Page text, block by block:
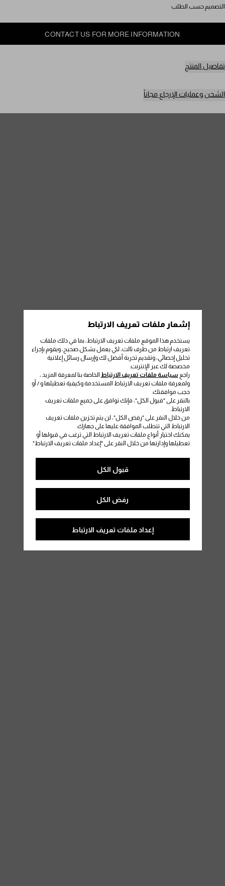
إشعار ملفات تعريف الارتباط
يستخدم هذا الموقع ملفات تعريف الارتباط، بما في ذلك ملفات
تعريف ارتباط من طرف ثالث، لكي يعمل بشكل صحيح، ويقوم بإجراء
تحليل إحصائي، وتقديم تجربة أفضل لك وإرسال رسائل إعلانية
مخصصة لك عبر الإنترنت.
راجع سياسة ملفات تعريف الارتباط الخاصة بنا لمعرفة المزيد ،
ولمعرفة ملفات تعريف الارتباط المستخدمة وكيفية تعطيلها و / أو
حجب موافقتك.
بالنقر على "قبول الكل"، فإنك توافق على جميع ملفات تعريف
الارتباط.
من خلال النقر على "رفض الكل"، لن يتم تخزين ملفات تعريف
الارتباط التي تتطلب الموافقة عليها على جهازك.
يمكنك اختيار أنواع ملفات تعريف الارتباط التي ترغب في قبولها أو
تعطيلها وإدارتها من خلال النقر على "إعداد ملفات تعريف الارتباط".
قبول الكل
رفض الكل
إعداد ملفات تعريف الارتباط
التصميم حسب الطلب
CONTACT US FOR MORE INFORMATION
تفاصيل المنتج
الشحن وعمليات الإرجاع مجاناً